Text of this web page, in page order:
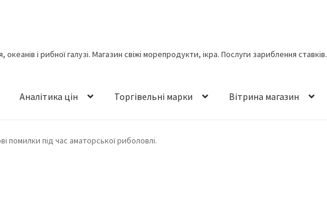
і рибної галузі. Магазин свіжі морепродукти, ікра. Послуги зариблення ставків.
Аналітика цін Торгівельні марки Вітрина магазин
помилки під час аматорської риболовлі.